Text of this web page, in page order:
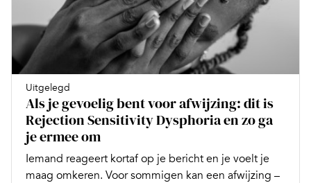
Uitgelegd
Als je gevoelig bent voor afwijzing: dit is
Rejection Sensitivity Dysphoria en zo ga
je ermee om
Iemand reageert kortaf op je bericht en je voelt je
maag omkeren. Voor sommigen kan een afwijzing –